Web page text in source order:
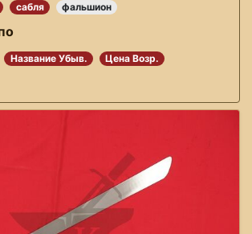
сабля фальшион
Название Убыв.
Цена Возр.